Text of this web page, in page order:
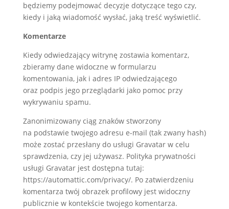
będziemy podejmować decyzje dotyczące tego czy,
kiedy i jaką wiadomość wysłać, jaką treść wyświetlić.
Komentarze
Kiedy odwiedzający witrynę zostawia komentarz,
zbieramy dane widoczne w formularzu
komentowania, jak i adres IP odwiedzającego
oraz podpis jego przeglądarki jako pomoc przy
wykrywaniu spamu.
Zanonimizowany ciąg znaków stworzony
na podstawie twojego adresu e-mail (tak zwany hash)
może zostać przesłany do usługi Gravatar w celu
sprawdzenia, czy jej używasz. Polityka prywatności
usługi Gravatar jest dostępna tutaj:
https://automattic.com/privacy/. Po zatwierdzeniu
komentarza twój obrazek profilowy jest widoczny
publicznie w kontekście twojego komentarza.